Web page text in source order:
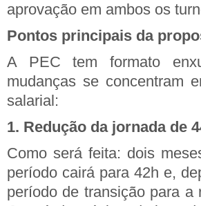
aprovação em ambos os
Pontos principais da
A PEC tem formato
mudanças se concentram
salarial:
1. Redução da jornada de
Como será feita: dois
período cairá para 42h e,
período de transição para a